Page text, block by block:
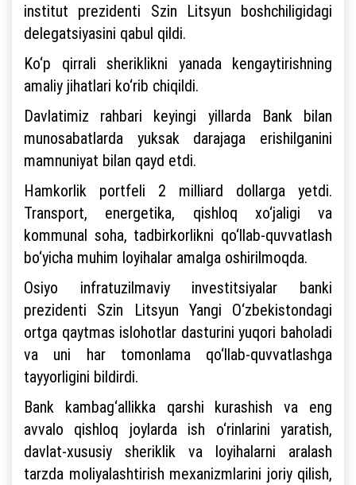
institut prezidenti Szin Litsyun boshchiligidagi
delegatsiyasini qabul qildi.
Ko‘p qirrali sheriklikni yanada kengaytirishning
amaliy jihatlari ko‘rib chiqildi.
Davlatimiz rahbari keyingi yillarda Bank bilan
munosabatlarda yuksak darajaga erishilganini
mamnuniyat bilan qayd etdi.
Hamkorlik portfeli 2 milliard dollarga yetdi.
Transport, energetika, qishloq xo‘jaligi va
kommunal soha, tadbirkorlikni qo‘llab-quvvatlash
bo‘yicha muhim loyihalar amalga oshirilmoqda.
Osiyo infratuzilmaviy investitsiyalar banki
prezidenti Szin Litsyun Yangi O‘zbekistondagi
ortga qaytmas islohotlar dasturini yuqori baholadi
va uni har tomonlama qo‘llab-quvvatlashga
tayyorligini bildirdi.
Bank kambag‘allikka qarshi kurashish va eng
avvalo qishloq joylarda ish o‘rinlarini yaratish,
davlat-xususiy sheriklik va loyihalarni aralash
tarzda moliyalashtirish mexanizmlarini joriy qilish,